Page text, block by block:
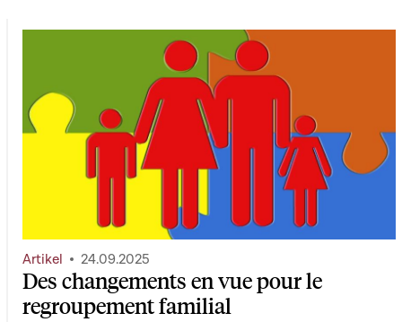
Des changements en vue pour le
regroupement familial
Artikel 24.09.2025